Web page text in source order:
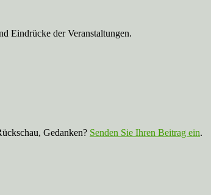
Eindrücke der Veranstaltungen.
Gedanken? Senden Sie Ihren Beitrag ein.